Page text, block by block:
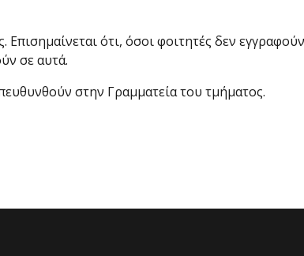
ότι, όσοι φοιτητές δεν
σε αυτά.
στην Γραμματεία του τμήματος.